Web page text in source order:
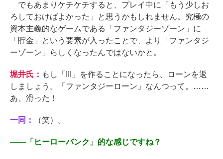
でもあまりケチケチすると、プレイ中に「もう少しお
ろしておけばよかった」と思うかもしれません。究極の
資本主義的なゲームである「ファンタジーゾーン」に
「貯金」という要素が入ったことで、より「ファンタジ
ーゾーン」らしくなったんではないかと。
堀井氏： もし「III」を作ることになったら、ローンを返
しましょう。「ファンタジーローン」なんつって。……
あ、滑った！
一同： （笑）。
――「ヒーローバンク」的な感じですね？